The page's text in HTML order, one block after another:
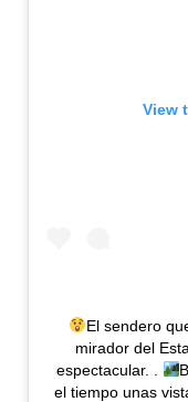
View
El sendero
mirador del
espectacular. .
el tiempo unas